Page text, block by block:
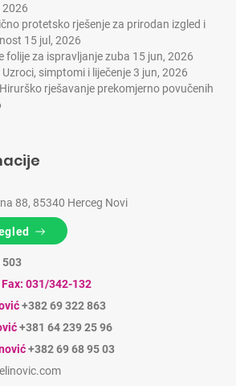
2026
protetsko rješenje za prirodan izgled i
15 jul, 2026
folije za ispravljanje zuba 15 jun, 2026
simptomi i liječenje3 jun, 2026
rješavanje prekomjerno povučenih
88, 85340 Herceg Novi
503
Fax: 031/342-132
+382 69 322 863
+381 64 239 25 96
+382 69 68 95 03